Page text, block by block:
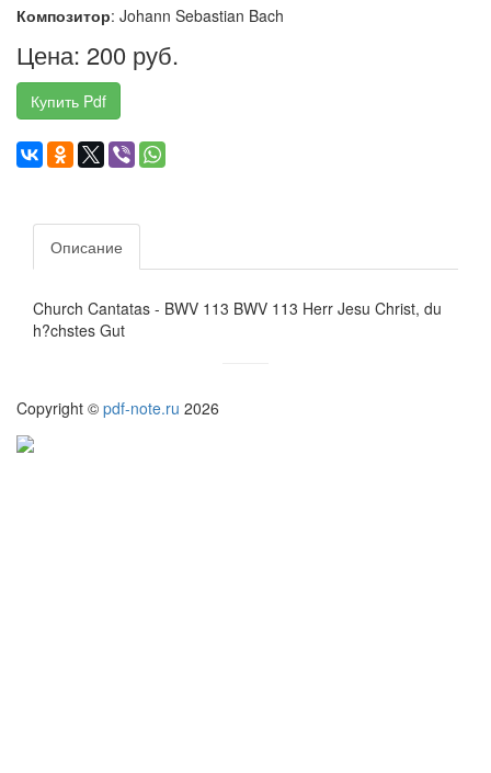
Композитор: Johann Sebastian Bach
Цена: 200 руб.
Купить Pdf
Описание
Church Cantatas - BWV 113 BWV 113 Herr Jesu Christ, du
h?chstes Gut
Copyright © pdf-note.ru 2026